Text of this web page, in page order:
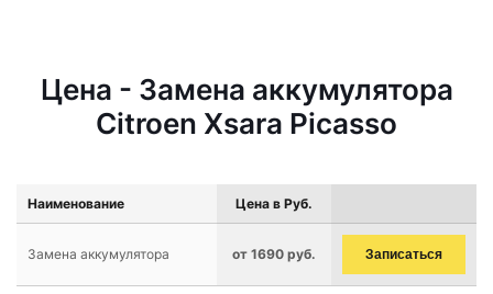
Цена - Замена аккумулятора
Citroen Xsara Picasso
Наименование Цена в Руб.
Замена аккумулятора от 1690 руб. Записаться